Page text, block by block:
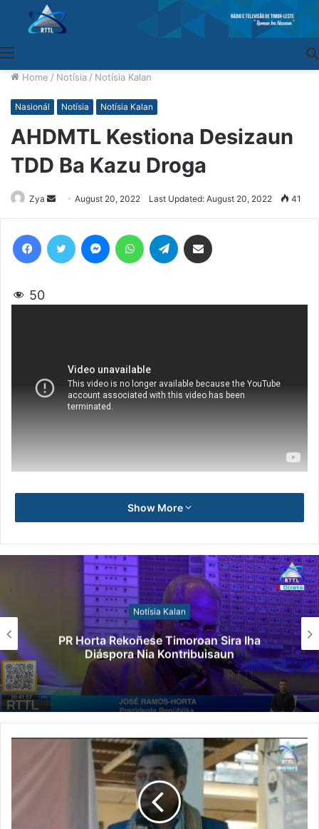
Home / Notísia / Notísia Kalan
Nasionál Notísia Notísia Kalan
AHDMTL Kestiona Desizaun
TDD Ba Kazu Droga
Zya
Send
an
email
August 20, 2022 Last Updated: August 20, 2022 41
50
Show More
Notísia Kalan
PR Horta Rekoñese Timoroan Sira Iha
Diáspora Nia Kontribuisaun